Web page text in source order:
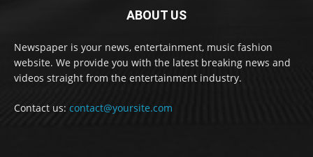
ABOUT US
Newspaper is your news, entertainment, music fashion
website. We provide you with the latest breaking news and
videos straight from the entertainment industry.
Contact us: contact@yoursite.com